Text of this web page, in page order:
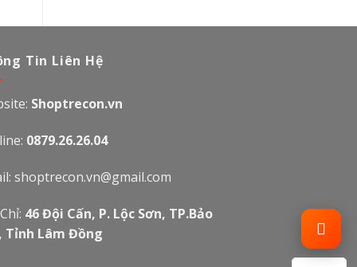
Tin Liên Hệ
Shoptrecon.vn
0879.26.26.04
shoptrecon.vn@gmail.com
46 Đội Cấn, P. Lộc Sơn, TP.Bảo
Tỉnh Lâm Đồng